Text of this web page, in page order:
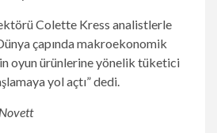
Colette Kress analistlerle
çapında makroekonomik
oyun ürünlerine yönelik tüketici
yol açtı” dedi.